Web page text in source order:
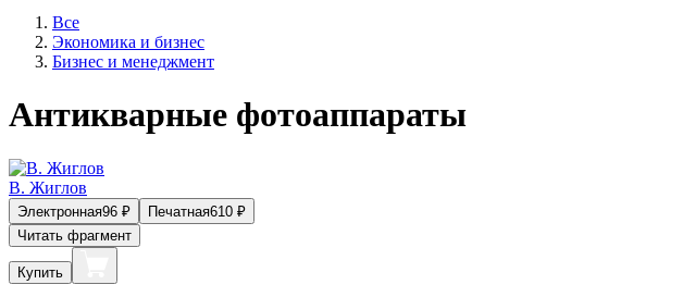
Все
Экономика и бизнес
Бизнес и менеджмент
Антикварные фотоаппараты
В. Жиглов
Электронная96 ₽ Печатная610 ₽
Читать фрагмент
Купить